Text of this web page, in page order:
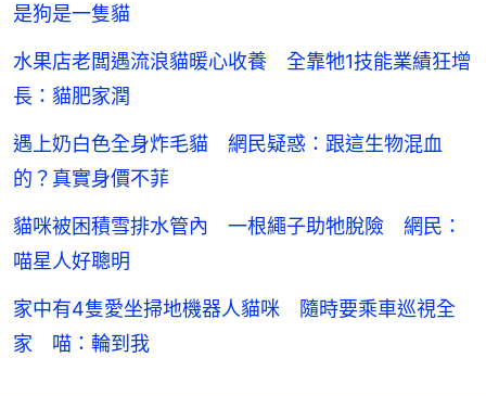
是狗是一隻貓
水果店老闆遇流浪貓暖心收養 全靠牠1技能業績狂增
長：貓肥家潤
遇上奶白色全身炸毛貓 網民疑惑：跟這生物混血
的？真實身價不菲
貓咪被困積雪排水管內 一根繩子助牠脫險 網民：
喵星人好聰明
家中有4隻愛坐掃地機器人貓咪 隨時要乘車巡視全
家 喵：輪到我